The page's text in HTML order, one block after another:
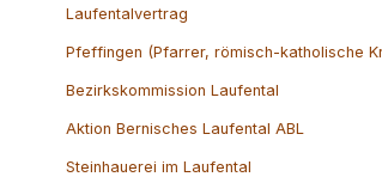
Laufentalvertrag
Pfeffingen (Pfarrer, römisch-katholische
Bezirkskommission Laufental
Aktion Bernisches Laufental ABL
Steinhauerei im Laufental